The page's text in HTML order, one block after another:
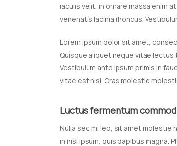
iaculis velit, in ornare massa enim
venenatis lacinia rhoncus.
Lorem ipsum dolor sit amet,
Quisque aliquet neque vitae lectus
Vestibulum ante ipsum primis in
vitae est nisl. Cras molestie
Luctus fermentum
Nulla sed mi leo, sit amet molestie
in nisi ipsum, quis dapibus magna.